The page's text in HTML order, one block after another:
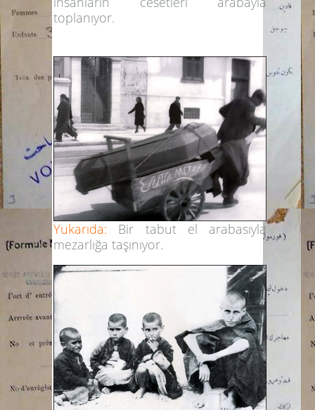
toplanıyor.
Yukarıda: Bir tabut el arabasıyla
mezarlığa taşınıyor.